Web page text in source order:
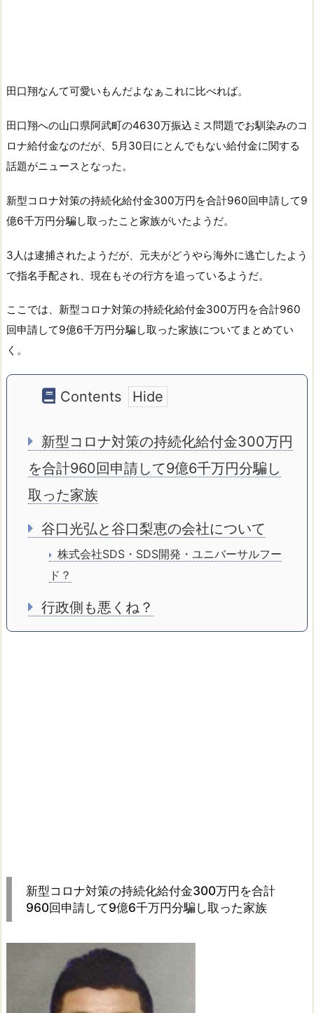
田口翔なんて可愛いもんだよなぁこれに比べれば。
田口翔への山口県阿武町の4630万振込ミス問題でお馴染みのコ
ロナ給付金なのだが、5月30日にとんでもない給付金に関する
話題がニュースとなった。
新型コロナ対策の持続化給付金300万円を合計960回申請して9
億6千万円分騙し取ったこと家族がいたようだ。
3人は逮捕されたようだが、元夫がどうやら海外に逃亡したよう
で指名手配され、現在もその行方を追っているようだ。
ここでは、新型コロナ対策の持続化給付金300万円を合計960
回申請して9億6千万円分騙し取った家族についてまとめてい
く。
Contents
新型コロナ対策の持続化給付金300万円
を合計960回申請して9億6千万円分騙し
取った家族
谷口光弘と谷口梨恵の会社について
株式会社SDS・SDS開発・ユニバーサルフー
ド？
行政側も悪くね？
新型コロナ対策の持続化給付金300万円を合計
960回申請して9億6千万円分騙し取った家族